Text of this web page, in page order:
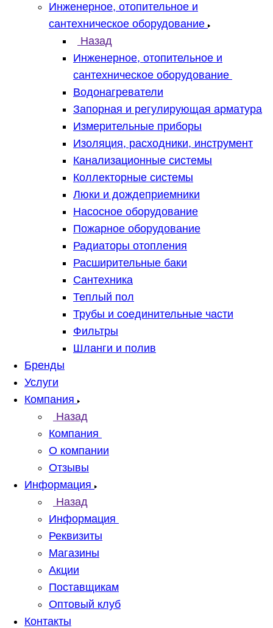
Инженерное, отопительное и
сантехническое оборудование
Назад
Инженерное, отопительное и
сантехническое оборудование
Водонагреватели
Запорная и регулирующая арматура
Измерительные приборы
Изоляция, расходники, инструмент
Канализационные системы
Коллекторные системы
Люки и дождеприемники
Насосное оборудование
Пожарное оборудование
Радиаторы отопления
Расширительные баки
Сантехника
Теплый пол
Трубы и соединительные части
Фильтры
Шланги и полив
Бренды
Услуги
Компания
Назад
Компания
О компании
Отзывы
Информация
Назад
Информация
Реквизиты
Магазины
Акции
Поставщикам
Оптовый клуб
Контакты